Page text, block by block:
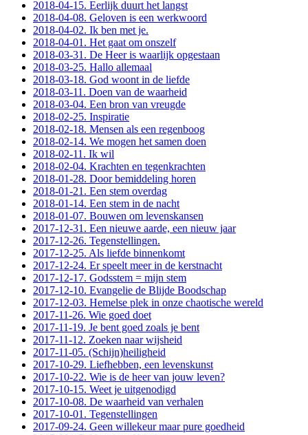
2018-04-15. Eerlijk duurt het langst
2018-04-08. Geloven is een werkwoord
2018-04-02. Ik ben met je.
2018-04-01. Het gaat om onszelf
2018-03-31. De Heer is waarlijk opgestaan
2018-03-25. Hallo allemaal
2018-03-18. God woont in de liefde
2018-03-11. Doen van de waarheid
2018-03-04. Een bron van vreugde
2018-02-25. Inspiratie
2018-02-18. Mensen als een regenboog
2018-02-14. We mogen het samen doen
2018-02-11. Ik wil
2018-02-04. Krachten en tegenkrachten
2018-01-28. Door bemiddeling horen
2018-01-21. Een stem overdag
2018-01-14. Een stem in de nacht
2018-01-07. Bouwen om levenskansen
2017-12-31. Een nieuwe aarde, een nieuw jaar
2017-12-26. Tegenstellingen.
2017-12-25. Als liefde binnenkomt
2017-12-24. Er speelt meer in de kerstnacht
2017-12-17. Godsstem = mijn stem
2017-12-10. Evangelie de Blijde Boodschap
2017-12-03. Hemelse plek in onze chaotische wereld
2017-11-26. Wie goed doet
2017-11-19. Je bent goed zoals je bent
2017-11-12. Zoeken naar wijsheid
2017-11-05. (Schijn)heiligheid
2017-10-29. Liefhebben, een levenskunst
2017-10-22. Wie is de heer van jouw leven?
2017-10-15. Weet je uitgenodigd
2017-10-08. De waarheid van verhalen
2017-10-01. Tegenstellingen
2017-09-24. Geen willekeur maar pure goedheid